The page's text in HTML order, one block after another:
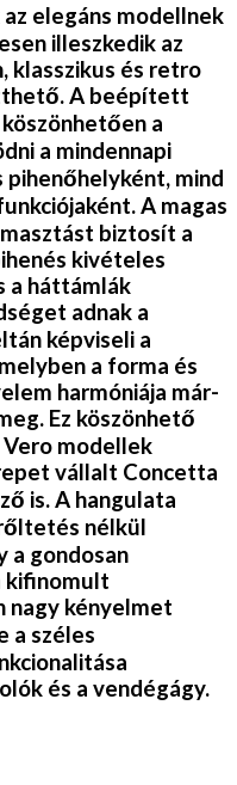
elegáns modellnek
illeszkedik az
klasszikus és retro
A beépített
a
a mindennapi
pihenőhelyként, mind
A magas
biztosít a
kivételes
a háttámlák
adnak a
képviseli a
a forma és
harmóniája már-
Ez köszönhető
modellek
vállalt Concetta
is. A hangulata
nélkül
a gondosan
kifinomult
nagy kényelmet
a széles
és a vendégágy.